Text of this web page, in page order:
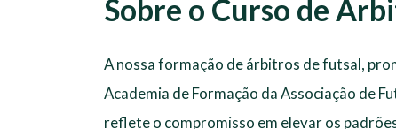
Sobre o Curso de
A nossa formação de árbitros de futsal,
Academia de Formação da Associação de
reflete o compromisso em elevar os